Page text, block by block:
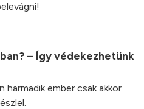
– Így védekezhetünk
harmadik ember csak akkor